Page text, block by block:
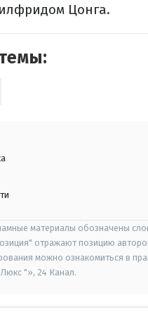
Цонга.
материалы обозначены
отражают позицию
можно ознакомиться в
"», 24 Канал.